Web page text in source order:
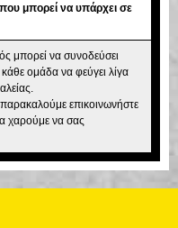
που μπορεί να υπάρχει σε
μπορεί να συνοδεύσει
ομάδα να φεύγει λίγα
επικοινωνήστε
χαρούμε να σας